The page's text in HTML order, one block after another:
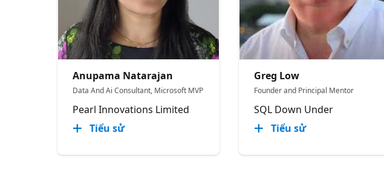
Anupama Natarajan
Data And Ai Consultant, Microsoft MVP
Pearl Innovations Limited
Tiểu sử
Greg Low
Founder and Principal Mentor
SQL Down Under
Tiểu sử